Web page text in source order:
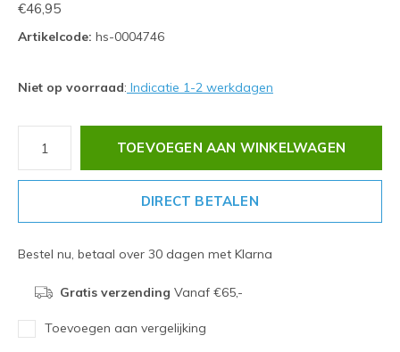
€46,95
Artikelcode: hs-0004746
Niet op voorraad: Indicatie 1-2 werkdagen
TOEVOEGEN AAN WINKELWAGEN
DIRECT BETALEN
Bestel nu, betaal over 30 dagen met Klarna
Gratis verzending Vanaf €65,-
Toevoegen aan vergelijking